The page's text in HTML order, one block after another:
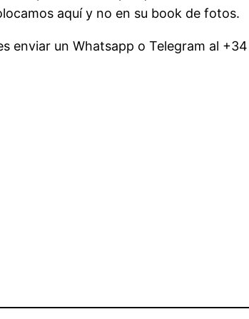
aquí y no en su book de fotos.
enviar un Whatsapp o Telegram al